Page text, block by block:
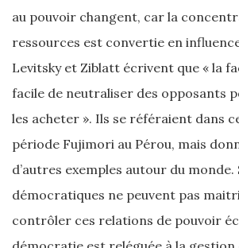
au pouvoir changent, car la
ressources est convertie en
Levitsky et Ziblatt écrivent que « la
facile de neutraliser des opposants
les acheter ». Ils se référaient dans
période Fujimori au Pérou, mais
d’autres exemples autour du monde.
démocratiques ne peuvent pas
contrôler ces relations de pouvoir